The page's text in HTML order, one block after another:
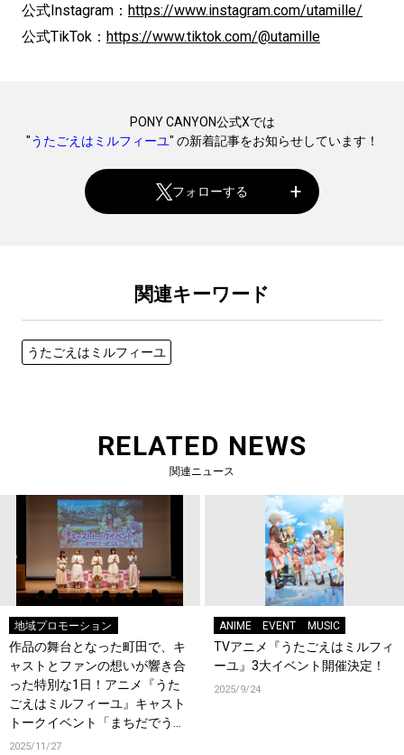
公式Instagram： https://www.instagram.com/utamille/
公式TikTok： https://www.tiktok.com/@utamille
PONY CANYON公式Xでは
"うたごえはミルフィーユ" の新着記事をお知らせしています！
フォローする
関連キーワード
うたごえはミルフィーユ
RELATED NEWS
関連ニュース
地域プロモーション
作品の舞台となった町田で、キ
ャストとファンの想いが響き合
った特別な1日！アニメ『うた
ごえはミルフィーユ』キャスト
トークイベント「まちだでうた
ミル」レポート
2025/11/27
ANIME EVENT MUSIC
TVアニメ『うたごえはミルフィ
ーユ』3大イベント開催決定！
2025/9/24